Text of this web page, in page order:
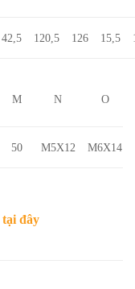
42,5 120,5 126 15,5
M N O
50 M5X12 M6X14
tại đây